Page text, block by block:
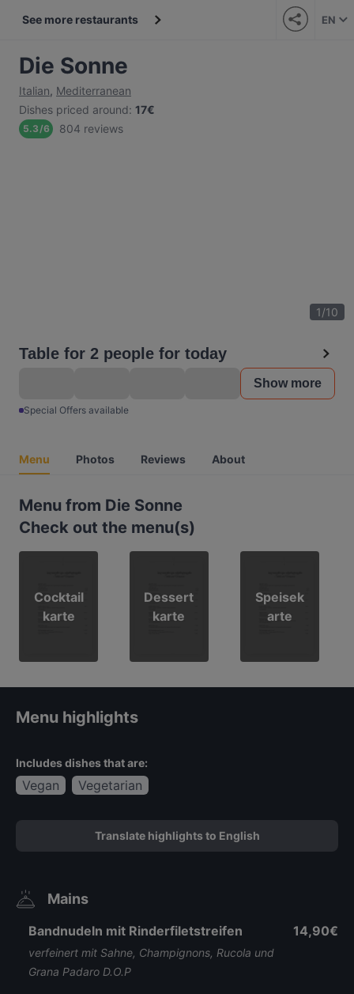
See more restaurants EN
Die Sonne
Italian, Mediterranean
Dishes priced around: 17€
5.3/6 804 reviews
1/10
Table for 2 people for today
Show more
Special Offers available
Menu Photos Reviews About
Menu from Die Sonne
Check out the menu(s)
Cocktail
karte
Dessert
karte
Speisek
arte
Menu highlights
Includes dishes that are:
Vegan Vegetarian
Translate highlights to English
Mains
Bandnudeln mit Rinderfiletstreifen
verfeinert mit Sahne, Champignons, Rucola und
Grana Padaro D.O.P
14,90€